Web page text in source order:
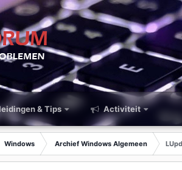
& Tips Activiteit
Windows Archief Windows Algemeen